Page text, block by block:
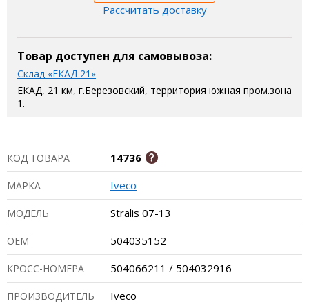
Рассчитать доставку
Товар доступен для самовывоза:
Склад «ЕКАД 21»
ЕКАД, 21 км, г.Березовский, территория южная пром.зона
1.
КОД ТОВАРА 14736
МАРКА Iveco
МОДЕЛЬ Stralis 07-13
ОЕМ 504035152
КРОСС-НОМЕРА 504066211 / 504032916
ПРОИЗВОДИТЕЛЬ Iveco